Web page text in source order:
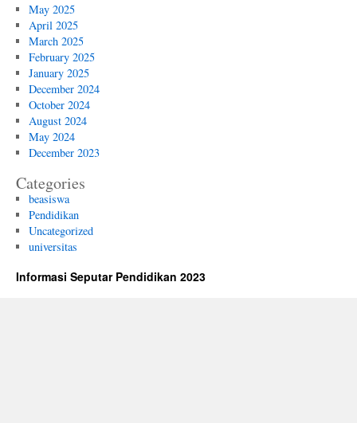
May 2025
April 2025
March 2025
February 2025
January 2025
December 2024
October 2024
August 2024
May 2024
December 2023
Categories
beasiswa
Pendidikan
Uncategorized
universitas
Informasi Seputar Pendidikan 2023